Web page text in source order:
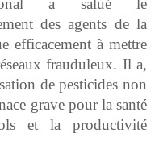
a salué le
des agents de la
efficacement à mettre
frauduleux. Il a,
de pesticides non
grave pour la santé
et la productivité